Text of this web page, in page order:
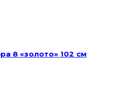
8 «золото» 102 см